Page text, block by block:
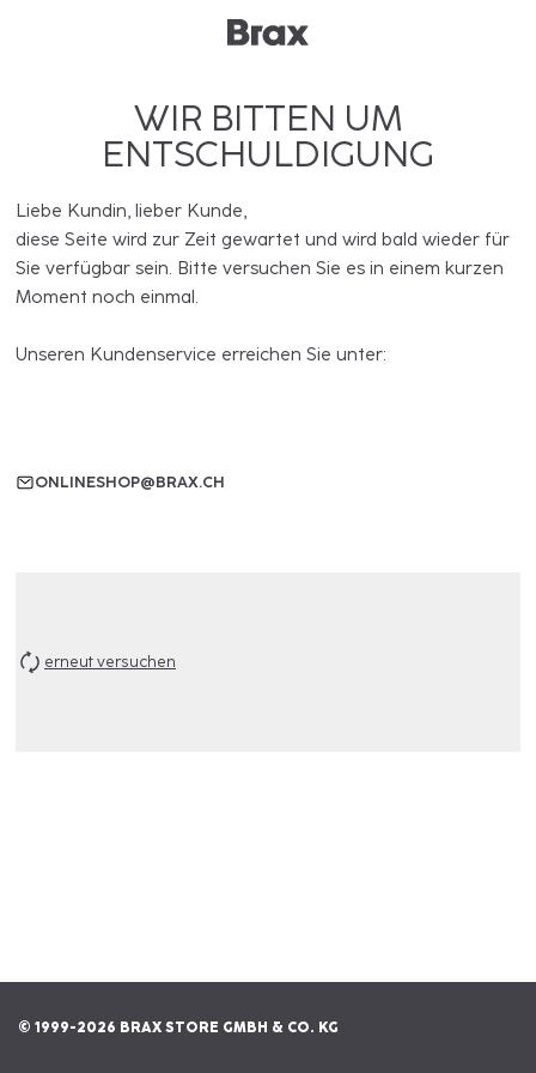
WIR BITTEN UM
ENTSCHULDIGUNG
Liebe Kundin, lieber Kunde,
diese Seite wird zur Zeit gewartet und wird bald wieder für
Sie verfügbar sein. Bitte versuchen Sie es in einem kurzen
Moment noch einmal.
Unseren Kundenservice erreichen Sie unter:
ONLINESHOP@BRAX.CH
erneut versuchen
© 1999-2026 BRAX STORE GMBH & CO. KG